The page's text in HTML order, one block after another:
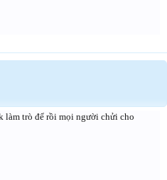
trò để rồi mọi người chửi cho